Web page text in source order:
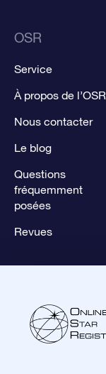
OSR
Service
À propos de l’OSR
Nous contacter
Le blog
Questions
fréquemment
posées
Revues